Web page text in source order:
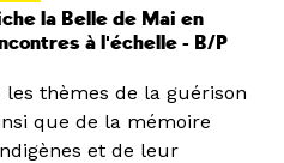
la Belle de Mai en
à l'échelle - B/P
thèmes de la guérison
que de la mémoire
et de leur